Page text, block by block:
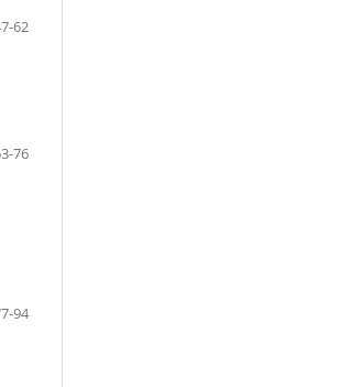
62
76
94